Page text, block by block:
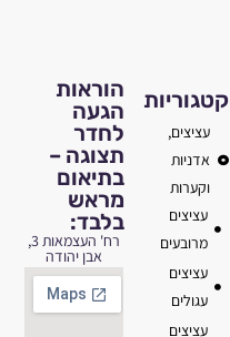
הוראות
הגעה
לחדר
תצוגה –
בתיאום
מראש
בלבד:
רח' העצמאות 3,
אבן יהודה
קטגוריות
עציצים,
אדניות
וקערות
עציצים
מרובעים
עציצים
עגולים
עציצים